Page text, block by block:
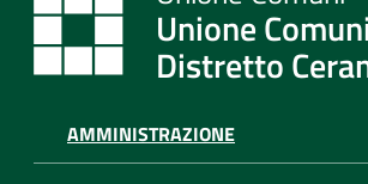
Unione Comuni
Distretto
AMMINISTRAZIONE